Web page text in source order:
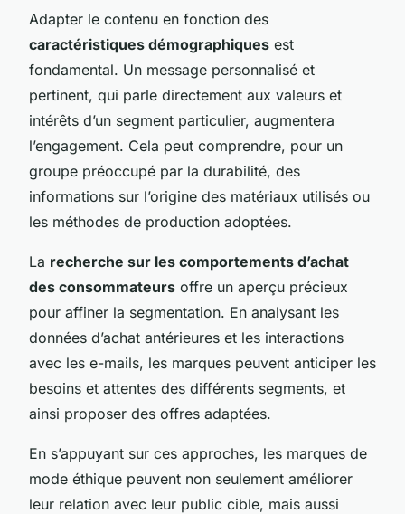
Adapter le contenu en fonction des
caractéristiques démographiques est
fondamental. Un message personnalisé et
pertinent, qui parle directement aux valeurs et
intérêts d’un segment particulier, augmentera
l’engagement. Cela peut comprendre, pour un
groupe préoccupé par la durabilité, des
informations sur l’origine des matériaux utilisés ou
les méthodes de production adoptées.
La recherche sur les comportements d’achat
des consommateurs offre un aperçu précieux
pour affiner la segmentation. En analysant les
données d’achat antérieures et les interactions
avec les e-mails, les marques peuvent anticiper les
besoins et attentes des différents segments, et
ainsi proposer des offres adaptées.
En s’appuyant sur ces approches, les marques de
mode éthique peuvent non seulement améliorer
leur relation avec leur public cible, mais aussi